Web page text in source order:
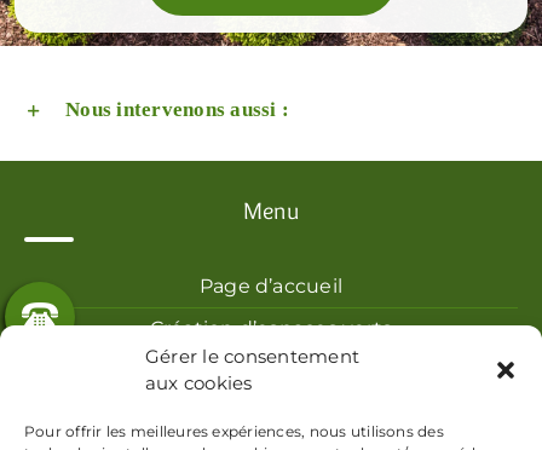
Gérer le consentement
aux cookies
Pour offrir les meilleures expériences, nous utilisons des
Nous intervenons aussi :
Menu
Page d’accueil
Création d’espaces verts
Entretien d’espaces verts